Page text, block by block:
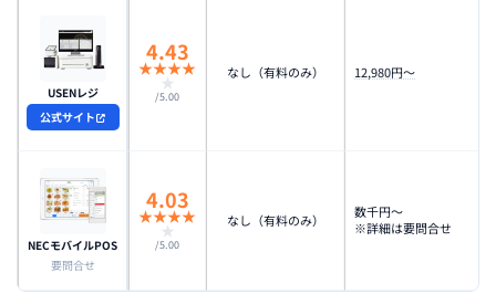
USENレジ
公式サイト
4.43
★★★★
★
/5.00
なし（有料のみ） 12,980円〜
NECモバイルPOS
要問合せ
4.03
★★★★
★
/5.00
なし（有料のみ）
数千円〜
※詳細は要問合せ